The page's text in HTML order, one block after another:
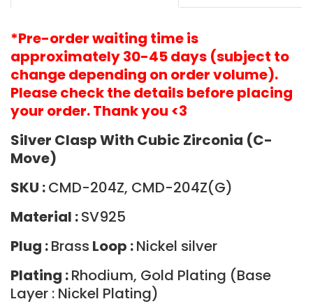
*Pre-order waiting time is
approximately 30-45 days (subject to
change depending on order volume).
Please check the details before placing
your order. Thank you <3
Silver Clasp With Cubic Zirconia (C-
Move)
SKU :CMD-204Z, CMD-204Z(G)
Material :SV925
Plug :Brass Loop :Nickel silver
Plating :Rhodium, Gold Plating (Base
Layer : Nickel Plating)